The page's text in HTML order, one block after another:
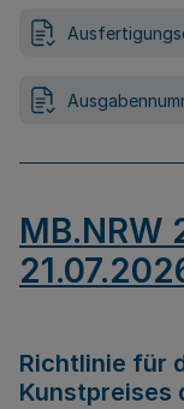
MB.NRW
Richtlinie für
Kunstpreises